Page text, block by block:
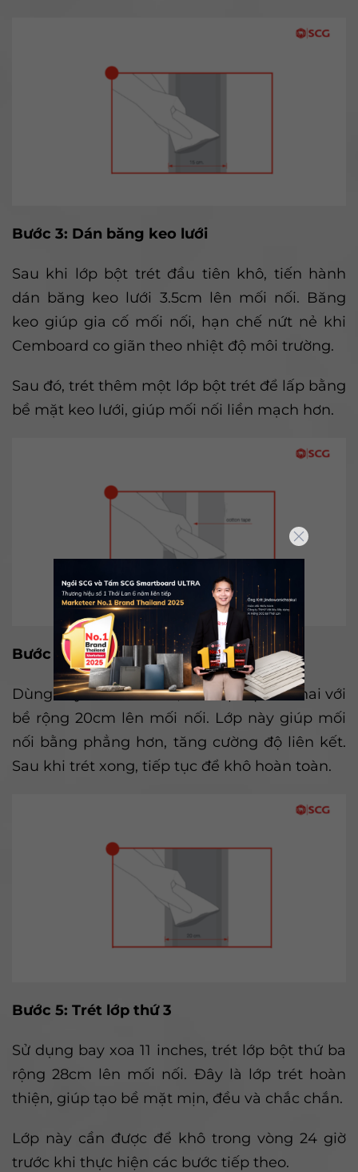
Bước 3: Dán băng keo lưới
Sau khi lớp bột trét đầu tiên khô, tiến hành
dán băng keo lưới 3.5cm lên mối nối. Băng
keo giúp gia cố mối nối, hạn chế nứt nẻ khi
Cemboard co giãn theo nhiệt độ môi trường.
Sau đó, trét thêm một lớp bột trét để lấp bằng
bề mặt keo lưới, giúp mối nối liền mạch hơn.
Bước 4: Trét lớp thứ 2
Dùng bay trét 8 inches, trét lớp bột thứ hai với
bề rộng 20cm lên mối nối. Lớp này giúp mối
nối bằng phẳng hơn, tăng cường độ liên kết.
Sau khi trét xong, tiếp tục để khô hoàn toàn.
Bước 5: Trét lớp thứ 3
Sử dụng bay xoa 11 inches, trét lớp bột thứ ba
rộng 28cm lên mối nối. Đây là lớp trét hoàn
thiện, giúp tạo bề mặt mịn, đều và chắc chắn.
Lớp này cần được để khô trong vòng 24 giờ
trước khi thực hiện các bước tiếp theo.